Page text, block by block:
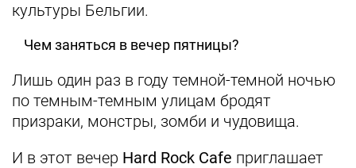
культуры Бельгии.
Чем заняться в вечер пятницы?
Лишь один раз в году темной-темной ночью
по темным-темным улицам бродят
призраки, монстры, зомби и чудовища.
И в этот вечер Hard Rock Cafe приглашает